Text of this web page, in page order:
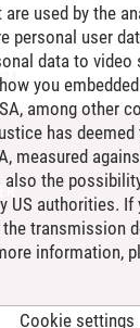
used by the
personal user
data to video
you
among other
has
measured
the
US authorities.
transmission
information,
Cookie settings